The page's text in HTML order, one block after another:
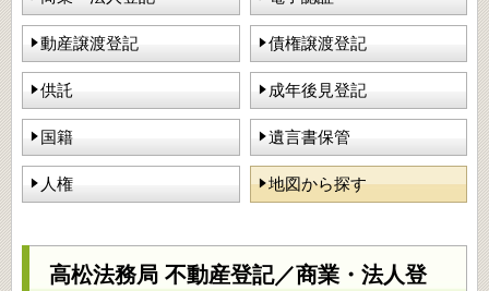
動産譲渡登記 債権譲渡登記
供託 成年後見登記
国籍 遺言書保管
人権 地図から探す
高松法務局 不動産登記／商業・法人登